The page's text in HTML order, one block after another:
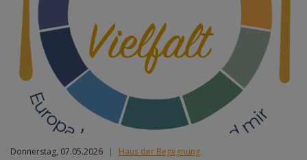
Donnerstag, 07.05.2026 | Haus der Begegnung